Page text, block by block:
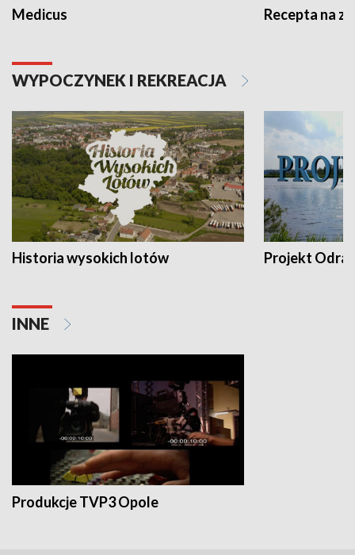
Medicus Recepta na
WYPOCZYNEK I REKREACJA
Historia wysokich lotów Projekt Odra
INNE
Produkcje TVP3 Opole